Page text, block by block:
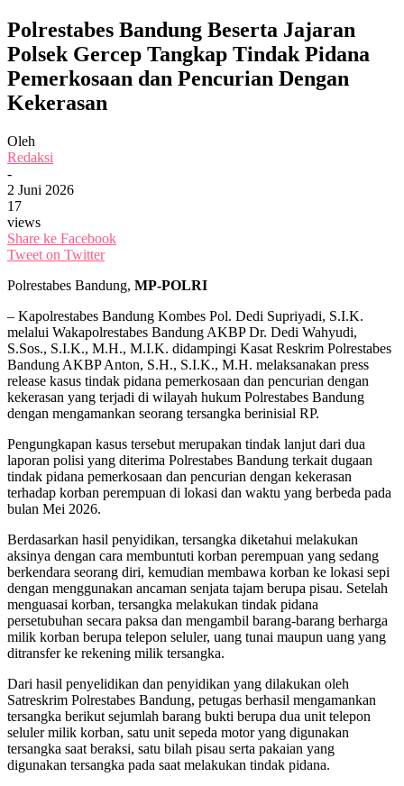
Polrestabes Bandung Beserta Jajaran
Polsek Gercep Tangkap Tindak Pidana
Pemerkosaan dan Pencurian Dengan
Kekerasan
Oleh
Redaksi
-
2 Juni 2026
17
views
Share ke Facebook
Tweet on Twitter
Polrestabes Bandung, MP-POLRI
– Kapolrestabes Bandung Kombes Pol. Dedi Supriyadi, S.I.K.
melalui Wakapolrestabes Bandung AKBP Dr. Dedi Wahyudi,
S.Sos., S.I.K., M.H., M.I.K. didampingi Kasat Reskrim Polrestabes
Bandung AKBP Anton, S.H., S.I.K., M.H. melaksanakan press
release kasus tindak pidana pemerkosaan dan pencurian dengan
kekerasan yang terjadi di wilayah hukum Polrestabes Bandung
dengan mengamankan seorang tersangka berinisial RP.
Pengungkapan kasus tersebut merupakan tindak lanjut dari dua
laporan polisi yang diterima Polrestabes Bandung terkait dugaan
tindak pidana pemerkosaan dan pencurian dengan kekerasan
terhadap korban perempuan di lokasi dan waktu yang berbeda pada
bulan Mei 2026.
Berdasarkan hasil penyidikan, tersangka diketahui melakukan
aksinya dengan cara membuntuti korban perempuan yang sedang
berkendara seorang diri, kemudian membawa korban ke lokasi sepi
dengan menggunakan ancaman senjata tajam berupa pisau. Setelah
menguasai korban, tersangka melakukan tindak pidana
persetubuhan secara paksa dan mengambil barang-barang berharga
milik korban berupa telepon seluler, uang tunai maupun uang yang
ditransfer ke rekening milik tersangka.
Dari hasil penyelidikan dan penyidikan yang dilakukan oleh
Satreskrim Polrestabes Bandung, petugas berhasil mengamankan
tersangka berikut sejumlah barang bukti berupa dua unit telepon
seluler milik korban, satu unit sepeda motor yang digunakan
tersangka saat beraksi, satu bilah pisau serta pakaian yang
digunakan tersangka pada saat melakukan tindak pidana.